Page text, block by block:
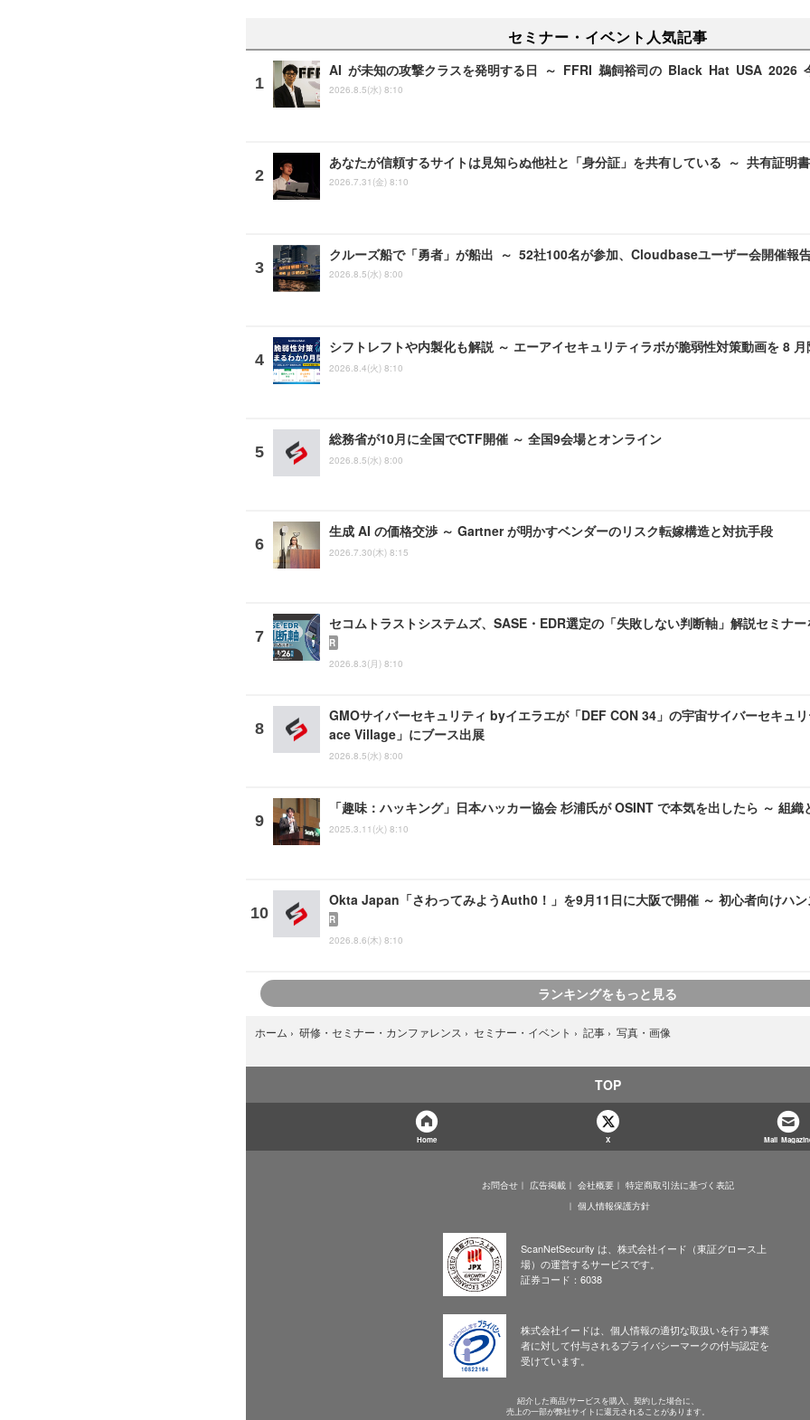
セミナー・イベント人気記事
AI が未知の攻撃クラスを発明する日 ～ FFRI 鵜飼裕司の Black Hat USA 2026
2026.8.5(水) 8:10
あなたが信頼するサイトは見知らぬ他社と「身分証」を共有している ～ 共有証明
2026.7.31(金) 8:10
クルーズ船で「勇者」が船出 ～ 52社100名が参加、Cloudbaseユーザー会開催報
2026.8.5(水) 8:00
シフトレフトや内製化も解説 ～ エーアイセキュリティラボが脆弱性対策動画を 8
2026.8.4(火) 8:10
総務省が10月に全国でCTF開催 ～ 全国9会場とオンライン
2026.8.5(水) 8:00
生成 AI の価格交渉 ～ Gartner が明かすベンダーのリスク転嫁構造と対抗手段
2026.7.30(木) 8:15
セコムトラストシステムズ、SASE・EDR選定の「失敗しない判断軸」解説セミナ
R
2026.8.3(月) 8:10
GMOサイバーセキュリティ byイエラエが「DEF CON 34」の宇宙サイバーセキュ
ace Village」にブース出展
2026.8.5(水) 8:00
「趣味：ハッキング」日本ハッカー協会 杉浦氏が OSINT で本気を出したら ～ 組織
2025.3.11(火) 8:10
Okta Japan「さわってみようAuth0！」を9月11日に大阪で開催 ～ 初心者向けハ
R
2026.8.6(木) 8:10
ランキングをもっと見る
ホーム › 研修・セミナー・カンファレンス › セミナー・イベント › 記事 › 写真・画像
TOP
Home X Mail
お問合せ 広告掲載 会社概要
特定商取引法に基づく表記
個人情報保護方針
ScanNetSecurity は、株式会社イード（東証グロース上
場）の運営するサービスです。
証券コード：6038
株式会社イードは、個人情報の適切な取扱いを行う事業
者に対して付与されるプライバシーマークの付与認定を
受けています。
紹介した商品/サービスを購入、契約した場合に、
売上の一部が弊社サイトに還元されることがあります。